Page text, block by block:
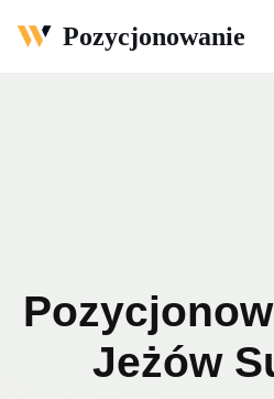
Pozycjonowanie
Jeżów